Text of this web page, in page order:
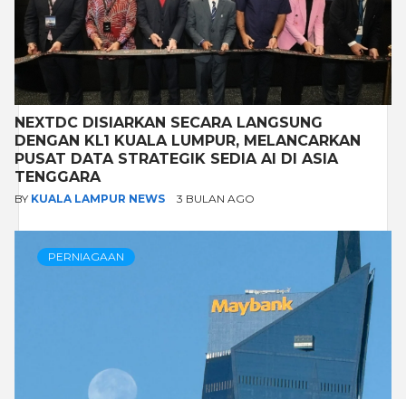
NEXTDC DISIARKAN SECARA LANGSUNG
DENGAN KL1 KUALA LUMPUR, MELANCARKAN
PUSAT DATA STRATEGIK SEDIA AI DI ASIA
TENGGARA
BY KUALA LAMPUR NEWS 3 BULAN AGO
PERNIAGAAN